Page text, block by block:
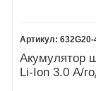
632G20-
Акумулятор
Li-Ion 3.0 А/